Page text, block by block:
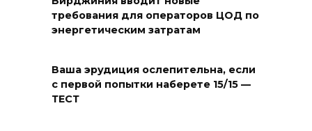
требования для операторов ЦОД по
энергетическим затратам
Ваша эрудиция ослепительна, если
с первой попытки наберете 15/15 —
ТЕСТ